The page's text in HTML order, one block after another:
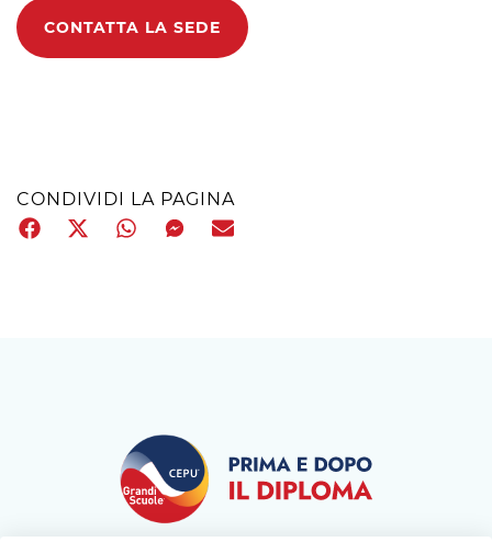
CONTATTA LA SEDE
CONDIVIDI LA PAGINA